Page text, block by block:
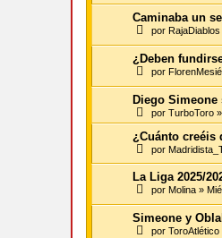
Caminaba un
por RajaDiablos
¿Deben
por FlorenMesié
Diego
por TurboToro »
¿Cuánto creéis
por
La Liga 2025/
por Molina »
Simeone y
por ToroAtlético